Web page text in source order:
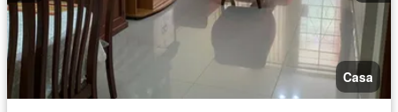
Casa